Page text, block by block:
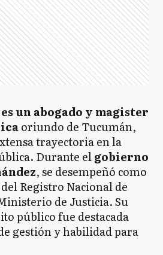
es un abogado y magister
oriundo de Tucumán,
trayectoria en la
Durante elgobierno
, se desempeñó como
Registro Nacional de
de Justicia. Su
público fue destacada
gestión y habilidad para